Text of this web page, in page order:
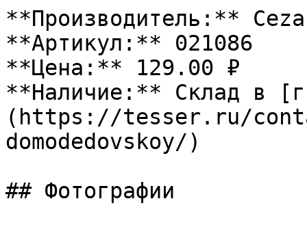
**Производитель:**
**Артикул:** 021086
**Цена:** 129.00 ₽
**Наличие:** Склад в
(https://tesser.ru/
domodedovskoy/)
## Фотографии